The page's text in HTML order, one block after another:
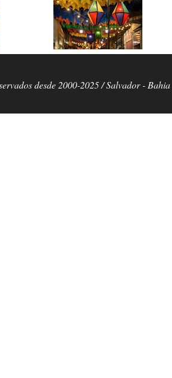
desde 2000-2025 / Salvador -